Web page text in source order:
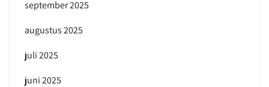
september 2025
augustus 2025
juli 2025
juni 2025